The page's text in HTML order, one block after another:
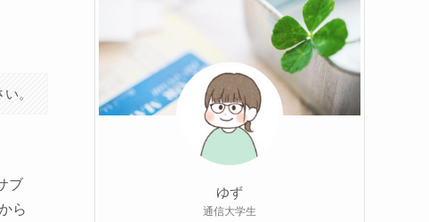
。
ブ
ら
ゆず
通信大学生